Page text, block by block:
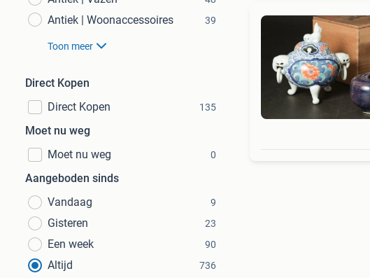
Antiek | Woonaccessoires 39
Toon meer
Direct Kopen
Direct Kopen
135
Moet nu weg
Moet nu weg
0
Aangeboden sinds
Vandaag
9
Gisteren 23
Een week 90
Altijd 736